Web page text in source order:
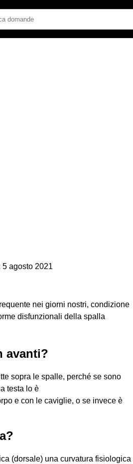
agosto 2021
nei giorni nostri, condizione
disfunzionali della spalla
avanti?
sopra le spalle, perché se sono
testa lo è
e con le caviglie, o se invece è
(dorsale) una curvatura fisiologica